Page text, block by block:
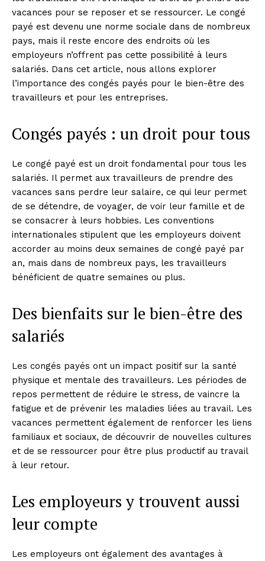
vacances pour se reposer et se ressourcer. Le congé
payé est devenu une norme sociale dans de nombreux
pays, mais il reste encore des endroits où les
employeurs n’offrent pas cette possibilité à leurs
salariés. Dans cet article, nous allons explorer
l’importance des congés payés pour le bien-être des
travailleurs et pour les entreprises.
Congés payés : un droit pour tous
Le congé payé est un droit fondamental pour tous les
salariés. Il permet aux travailleurs de prendre des
vacances sans perdre leur salaire, ce qui leur permet
de se détendre, de voyager, de voir leur famille et de
se consacrer à leurs hobbies. Les conventions
internationales stipulent que les employeurs doivent
accorder au moins deux semaines de congé payé par
an, mais dans de nombreux pays, les travailleurs
bénéficient de quatre semaines ou plus.
Des bienfaits sur le bien-être des
salariés
Les congés payés ont un impact positif sur la santé
physique et mentale des travailleurs. Les périodes de
repos permettent de réduire le stress, de vaincre la
fatigue et de prévenir les maladies liées au travail. Les
vacances permettent également de renforcer les liens
familiaux et sociaux, de découvrir de nouvelles cultures
et de se ressourcer pour être plus productif au travail
à leur retour.
Les employeurs y trouvent aussi
leur compte
Les employeurs ont également des avantages à